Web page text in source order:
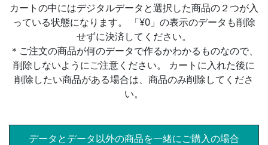
カートの中にはデジタルデータと選択した商品の２つが入
っている状態になります。 「¥0」の表示のデータも削除
せずに決済してください。
＊ご注文の商品が何のデータで作るかわかるものなので、
削除しないようにご注意ください。 カートに入れた後に
削除したい商品がある場合は、商品のみ削除してくださ
い。
データとデータ以外の商品を一緒にご購入の場合